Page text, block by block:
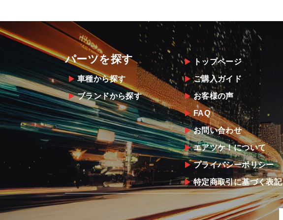
パーツを探す
車種から探す
ブランドから探す
トップページ
ご購入ガイド
お客様の声
FAQ
お問い合わせ
エアツケ！について
プライバシーポリシー
特定商取引に基づく表記